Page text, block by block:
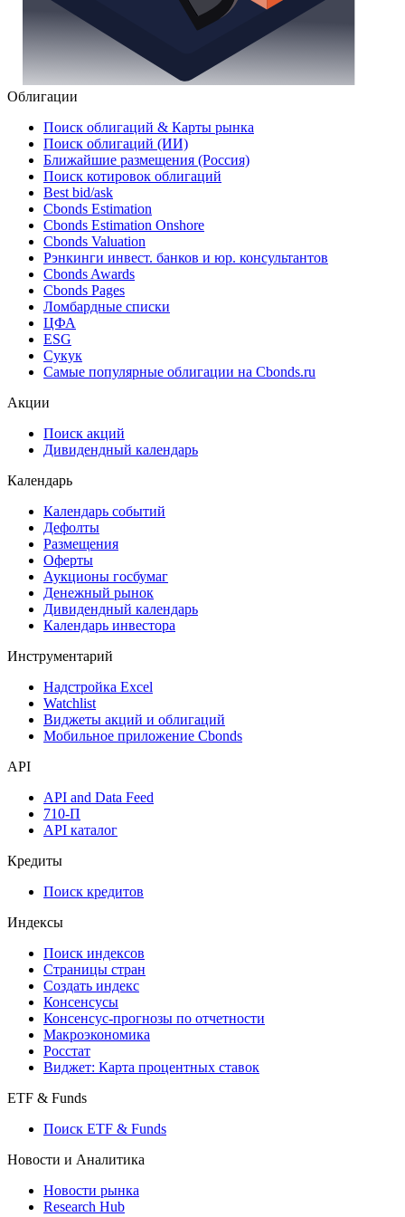
Облигации
Поиск облигаций & Карты рынка
Поиск облигаций (ИИ)
Ближайшие размещения (Россия)
Поиск котировок облигаций
Best bid/ask
Cbonds Estimation
Cbonds Estimation Onshore
Cbonds Valuation
Рэнкинги инвест. банков и юр. консультантов
Cbonds Awards
Cbonds Pages
Ломбардные списки
ЦФА
ESG
Сукук
Самые популярные облигации на Cbonds.ru
Акции
Поиск акций
Дивидендный календарь
Календарь
Календарь событий
Дефолты
Размещения
Оферты
Аукционы госбумаг
Денежный рынок
Дивидендный календарь
Календарь инвестора
Инструментарий
Надстройка Excel
Watchlist
Виджеты акций и облигаций
Мобильное приложение Cbonds
API
API and Data Feed
710-П
API каталог
Кредиты
Поиск кредитов
Индексы
Поиск индексов
Страницы стран
Создать индекс
Консенсусы
Консенсус-прогнозы по отчетности
Макроэкономика
Росстат
Виджет: Карта процентных ставок
ETF & Funds
Поиск ETF & Funds
Новости и Аналитика
Новости рынка
Research Hub